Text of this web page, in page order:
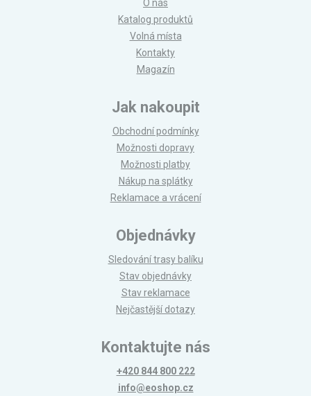
O nás
Katalog produktů
Volná místa
Kontakty
Magazín
Jak nakoupit
Obchodní podmínky
Možnosti dopravy
Možnosti platby
Nákup na splátky
Reklamace a vrácení
Objednávky
Sledování trasy balíku
Stav objednávky
Stav reklamace
Nejčastější dotazy
Kontaktujte nás
+420 844 800 222
info@eoshop.cz